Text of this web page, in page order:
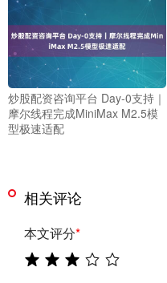
炒股配资咨询平台 Day-0支持｜
摩尔线程完成MiniMax M2.5模
型极速适配
相关评论
本文评分*